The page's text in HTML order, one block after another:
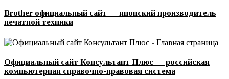
Brother официальный сайт — японский производитель
печатной техники
Официальный сайт Консультант Плюс — российская
компьютерная справочно-правовая система